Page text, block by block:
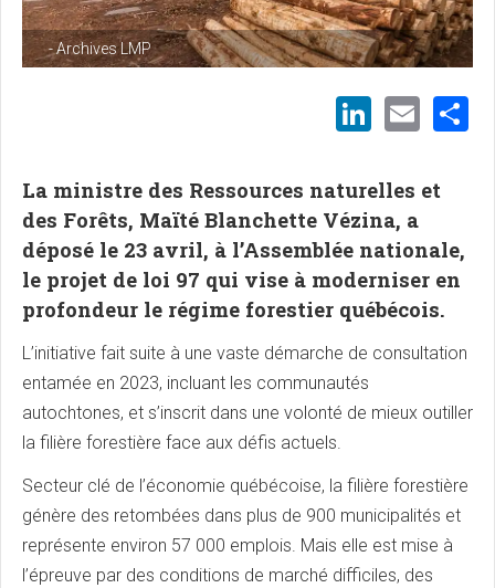
- Archives LMP
La ministre des Ressources naturelles et
des Forêts, Maïté Blanchette Vézina, a
déposé le 23 avril, à l’Assemblée nationale,
le projet de loi 97 qui vise à moderniser en
profondeur le régime forestier québécois.
L’initiative fait suite à une vaste démarche de consultation
entamée en 2023, incluant les communautés
autochtones, et s’inscrit dans une volonté de mieux outiller
la filière forestière face aux défis actuels.
Secteur clé de l’économie québécoise, la filière forestière
génère des retombées dans plus de 900 municipalités et
représente environ 57 000 emplois. Mais elle est mise à
l’épreuve par des conditions de marché difficiles, des